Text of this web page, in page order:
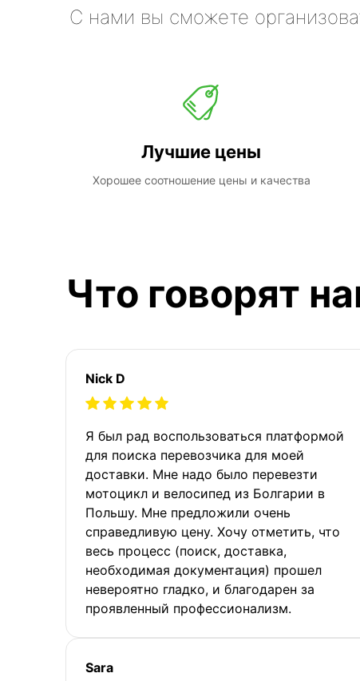
С нами вы сможете
Лучшие цены
Хорошее соотношение цены и качества
Что говорят
Nick D
Я был рад воспользоваться платформой
для поиска перевозчика для моей
доставки. Мне надо было перевезти
мотоцикл и велосипед из Болгарии в
Польшу. Мне предложили очень
справедливую цену. Хочу отметить, что
весь процесс (поиск, доставка,
необходимая документация) прошел
невероятно гладко, и благодарен за
проявленный профессионализм.
Sara